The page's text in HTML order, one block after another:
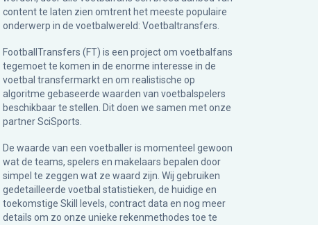
content te laten zien omtrent het meeste populaire
onderwerp in de voetbalwereld: Voetbaltransfers.
FootballTransfers (FT) is een project om voetbalfans
tegemoet te komen in de enorme interesse in de
voetbal transfermarkt en om realistische op
algoritme gebaseerde waarden van voetbalspelers
beschikbaar te stellen. Dit doen we samen met onze
partnerSciSports
De waarde van een voetballer is momenteel gewoon
wat de teams, spelers en makelaars bepalen door
simpel te zeggen wat ze waard zijn. Wij gebruiken
gedetailleerde voetbal statistieken, de huidige en
toekomstige Skill levels, contract data en nog meer
details om zo onze unieke rekenmethodes toe te